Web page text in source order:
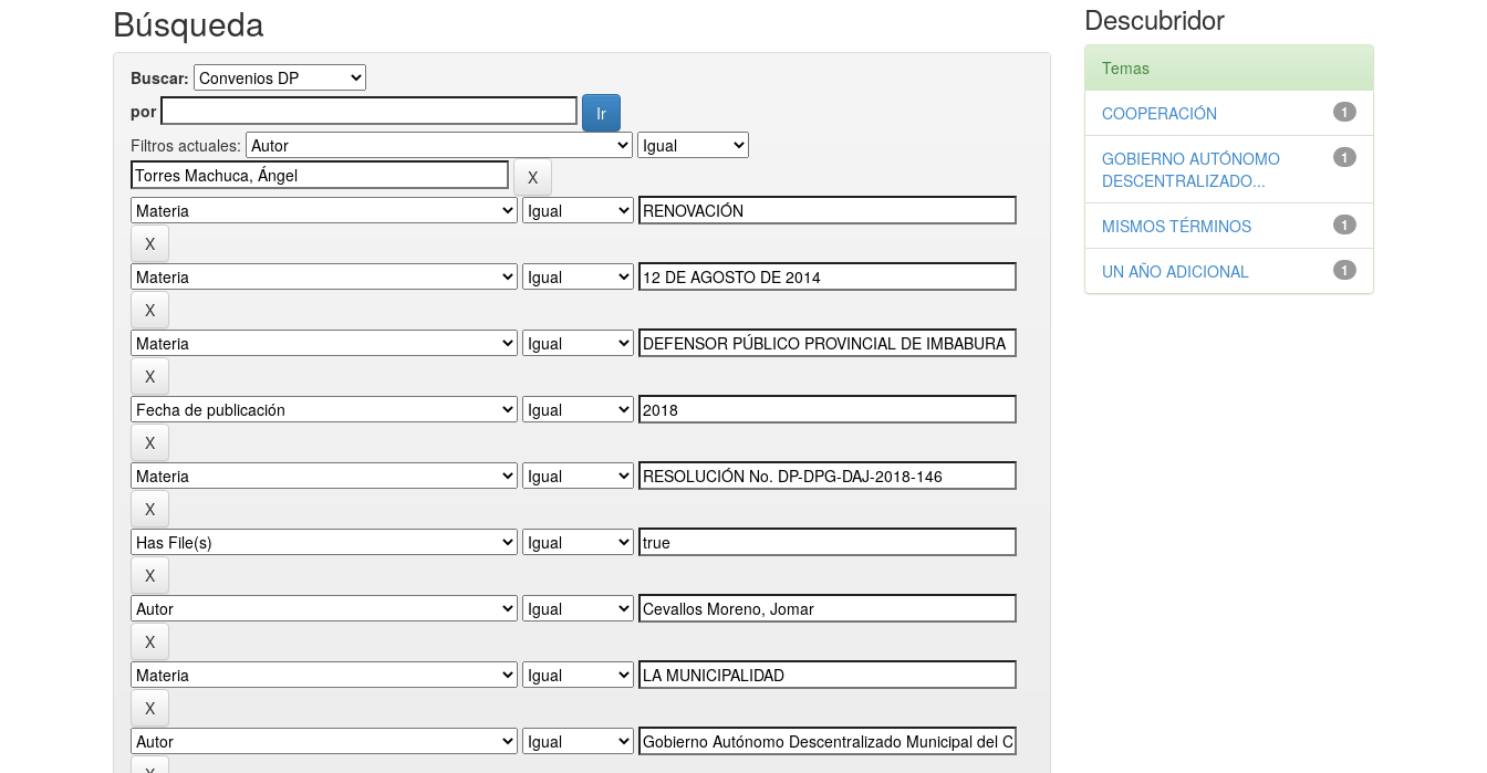
Búsqueda
Buscar:
por
Filtros actuales:
Descubridor
Temas
1
COOPERACIÓN
1
GOBIERNO AUTÓNOMO
DESCENTRALIZADO...
1
MISMOS TÉRMINOS
1
UN AÑO ADICIONAL